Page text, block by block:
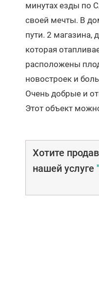
минутах езды по
своей мечты. В
пути. 2 магазина,
которая
расположены
новостроек и
Очень добрые и
Этот объект
Хотите
нашей услуге